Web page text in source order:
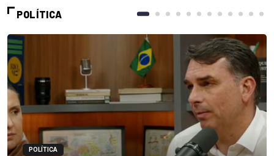
POLÍTICA
POLÍTICA